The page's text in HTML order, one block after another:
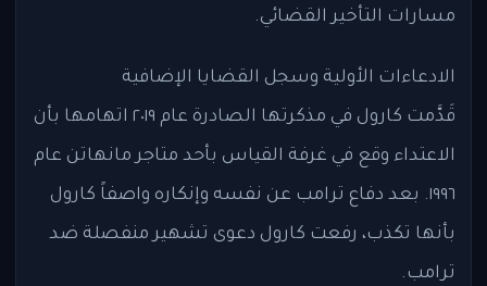
مسارات التأخير القضائي.
الادعاءات الأولية وسجل القضايا الإضافية
قَدَّمت كارول في مذكرتها الصادرة عام ٢٠١٩ اتهامها بأن
الاعتداء وقع في غرفة القياس بأحد متاجر مانهاتن عام
١٩٩٦. بعد دفاع ترامب عن نفسه وإنكاره واصفاً كارول
بأنها تكذب، رفعت كارول دعوى تشهير منفصلة ضد
ترامب.